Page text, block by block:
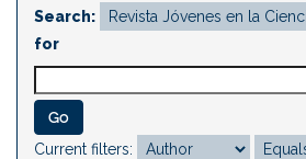
Search:
for
Current filters: